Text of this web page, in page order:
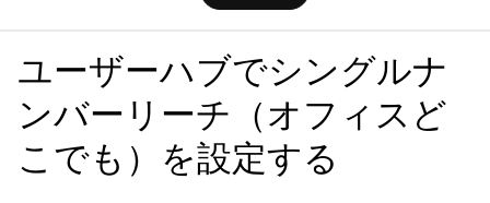
ユーザーハブでシングルナ
ンバーリーチ（オフィスど
こでも）を設定する